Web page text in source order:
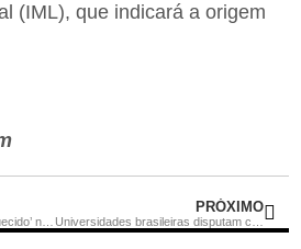
(IML), que indicará a origem
BC: metade do dinheiro ‘esquecido’ nos bancos não foi resgatado
PRÓXIMO